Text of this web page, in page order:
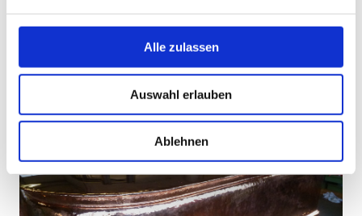
Alle zulassen
Auswahl erlauben
Ablehnen
- Flachdächer
- sonstige Blechnerarbeiten aller Art